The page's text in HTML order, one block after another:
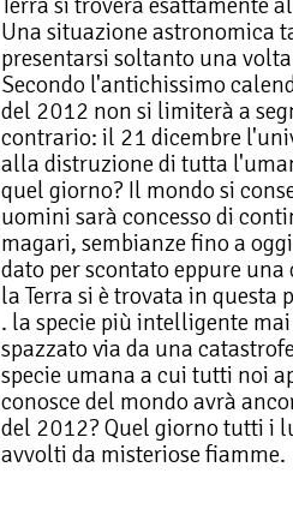
Una situazione astronomica
presentarsi soltanto una
Secondo l'antichissimo
del 2012 non si limiterà a
contrario: il 21 dicembre
alla distruzione di tutta
quel giorno? Il mondo si
uomini sarà concesso di
magari, sembianze fino a
dato per scontato eppure
la Terra si è trovata in
. la specie più intelligente
spazzato via da una
specie umana a cui tutti noi
conosce del mondo avrà
del 2012? Quel giorno tutti i
avvolti da misteriose fiamme.